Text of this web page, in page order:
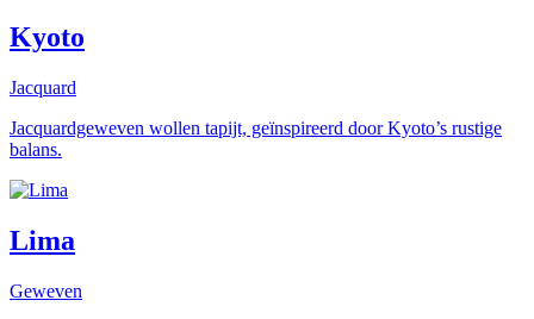
Kyoto
Jacquard
Jacquardgeweven wollen tapijt, geïnspireerd door Kyoto’s rustige
balans.
Lima
Geweven